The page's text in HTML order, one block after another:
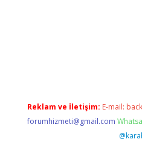
Reklam ve İletişim: E-mail:
forumhizmeti@gmail.com